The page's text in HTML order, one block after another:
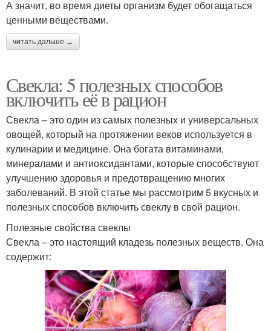
А значит, во время диеты организм будет обогащаться
ценными веществами.
читать дальше →
Свекла: 5 полезных способов
включить её в рацион
Свекла – это один из самых полезных и универсальных
овощей, который на протяжении веков используется в
кулинарии и медицине. Она богата витаминами,
минералами и антиоксидантами, которые способствуют
улучшению здоровья и предотвращению многих
заболеваний. В этой статье мы рассмотрим 5 вкусных и
полезных способов включить свеклу в свой рацион.
Полезные свойства свеклы
Свекла – это настоящий кладезь полезных веществ. Она
содержит: